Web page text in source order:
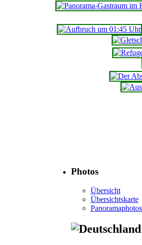
Photos
Übersicht
Übersichtskarte
Panoramaphotos